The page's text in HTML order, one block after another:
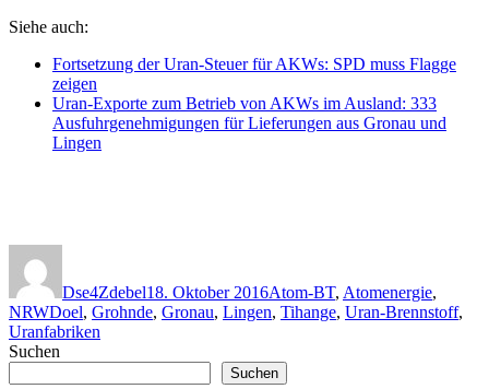
Siehe auch:
Fortsetzung der Uran-Steuer für AKWs: SPD muss Flagge
zeigen
Uran-Exporte zum Betrieb von AKWs im Ausland: 333
Ausfuhrgenehmigungen für Lieferungen aus Gronau und
Lingen
Dse4Zdebel18. Oktober 2016Atom-BT, Atomenergie,
NRWSchlagwörter
Doel, Grohnde, Gronau, Lingen, Tihange, Uran-Brennstoff,
Uranfabriken
Suchen
Suchen